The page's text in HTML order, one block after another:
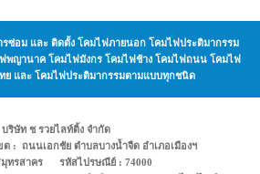
ซ่อม และ ติดตั้ง โคมไฟภายนอก โคมไฟประติมากรรม
พญานาค โคมไฟมังกร โคมไฟช้าง โคมไฟถนน โคมไฟ
ย และ โคมไฟประติมากรรมตามแบบทุกชนิด
บริษัท ช รวยไลท์ติ้ง จำกัด
ต : ถนนเอกชัย ตำบลบางน้ำจืด อำเภอเมืองฯ
มุทรสาคร รหัสไปรษณีย์ : 74000